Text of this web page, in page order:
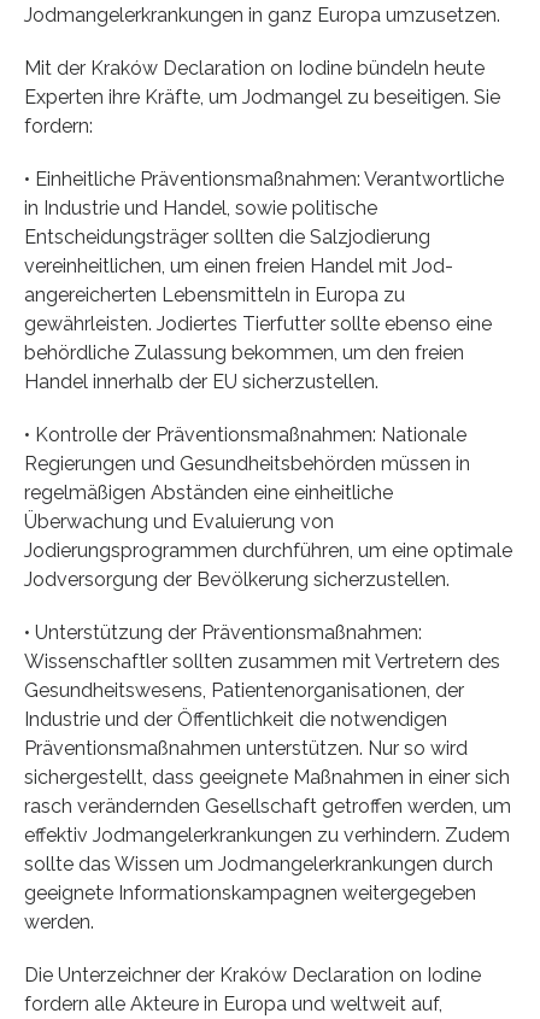
Jodmangelerkrankungen in ganz Europa umzusetzen.
Mit der Kraków Declaration on Iodine bündeln heute
Experten ihre Kräfte, um Jodmangel zu beseitigen. Sie
fordern:
• Einheitliche Präventionsmaßnahmen: Verantwortliche
in Industrie und Handel, sowie politische
Entscheidungsträger sollten die Salzjodierung
vereinheitlichen, um einen freien Handel mit Jod-
angereicherten Lebensmitteln in Europa zu
gewährleisten. Jodiertes Tierfutter sollte ebenso eine
behördliche Zulassung bekommen, um den freien
Handel innerhalb der EU sicherzustellen.
• Kontrolle der Präventionsmaßnahmen: Nationale
Regierungen und Gesundheitsbehörden müssen in
regelmäßigen Abständen eine einheitliche
Überwachung und Evaluierung von
Jodierungsprogrammen durchführen, um eine optimale
Jodversorgung der Bevölkerung sicherzustellen.
• Unterstützung der Präventionsmaßnahmen:
Wissenschaftler sollten zusammen mit Vertretern des
Gesundheitswesens, Patientenorganisationen, der
Industrie und der Öffentlichkeit die notwendigen
Präventionsmaßnahmen unterstützen. Nur so wird
sichergestellt, dass geeignete Maßnahmen in einer sich
rasch verändernden Gesellschaft getroffen werden, um
effektiv Jodmangelerkrankungen zu verhindern. Zudem
sollte das Wissen um Jodmangelerkrankungen durch
geeignete Informationskampagnen weitergegeben
werden.
Die Unterzeichner der Kraków Declaration on Iodine
fordern alle Akteure in Europa und weltweit auf,